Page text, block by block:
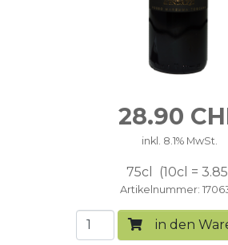
28.90
inkl. 8.1% MwSt.
75cl 10cl = 3.85
Artikelnummer
in den